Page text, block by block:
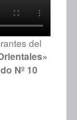
del
Nº 10